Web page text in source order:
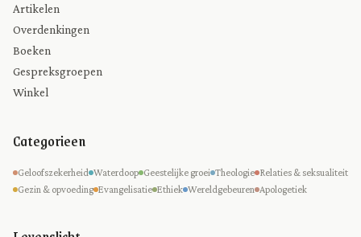
Artikelen
Overdenkingen
Boeken
Gespreksgroepen
Winkel
Categorieen
Geloofszekerheid Waterdoop Geestelijke groei Theologie Relaties & seksualiteit
Gezin & opvoeding Evangelisatie Ethiek Wereldgebeuren Apologetiek